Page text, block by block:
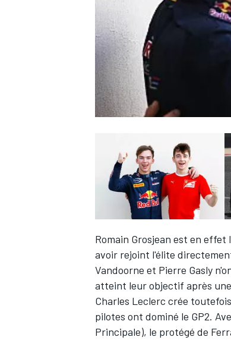
WEC
Romain Grosjean est en effet
avoir rejoint l'élite
Vandoorne et Pierre Gasly
atteint leur objectif après
Charles Leclerc crée
pilotes ont dominé le GP2.
Principale), le protégé de